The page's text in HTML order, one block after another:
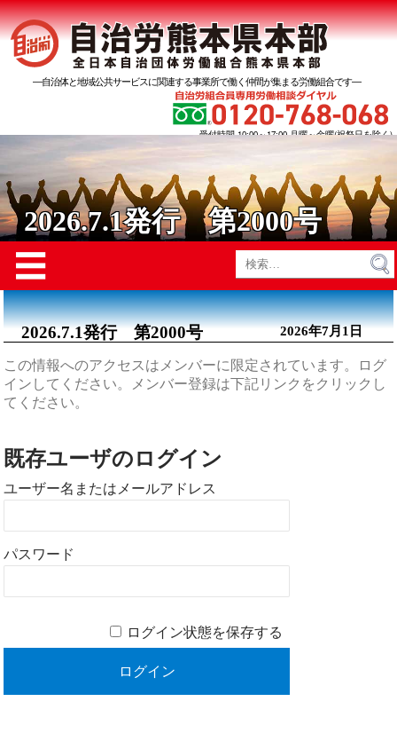
―自治体と地域公共サービスに関連する事業所で働く仲間が集まる労働組合です―
受付時間 10:00～17:00 月曜～金曜(祝祭日を除く)
2026.7.1発行 第2000号
☰
検
索:
2026.7.1発行 第2000号 2026年7月1日
この情報へのアクセスはメンバーに限定されています。ログ
インしてください。メンバー登録は下記リンクをクリックし
てください。
既存ユーザのログイン
ユーザー名またはメールアドレス
パスワード
ログイン状態を保存する